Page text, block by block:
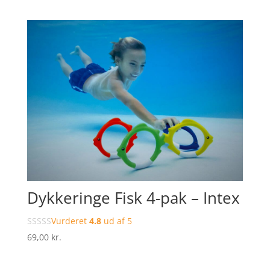
Dykkeringe Fisk 4-pak – Intex
Vurderet 4.8ud af 5
69,00 kr.